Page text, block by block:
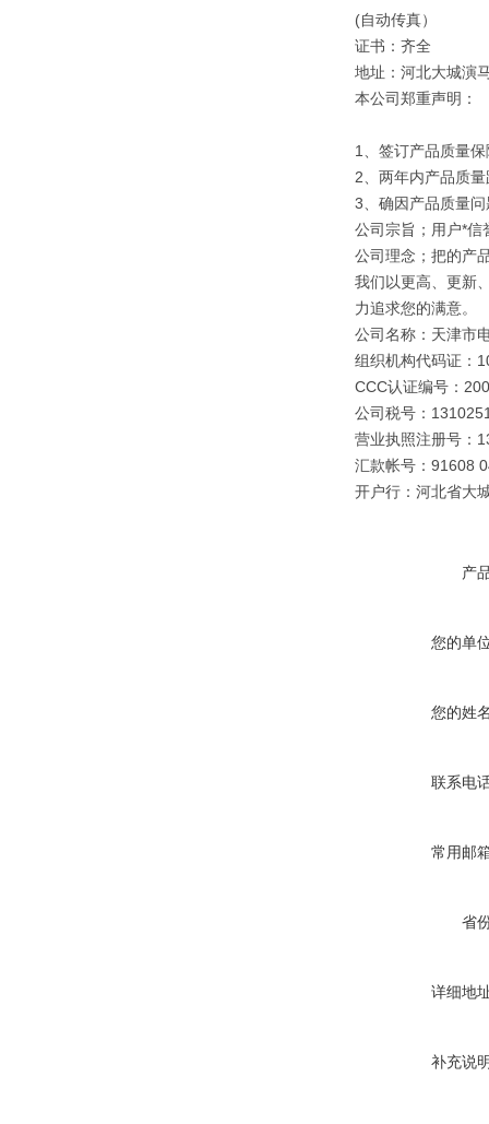
(自动传真）
证书：齐全
地址：河北大城演
本公司郑重声明：
1、签订产品质量
2、两年内产品质
3、确因产品质量
公司宗旨；用户*信
公司理念；把的产
我们以更高、更新
力追求您的满意。
公司名称：天津市
组织机构代码证：
CCC认证编号：
公司税号：
营业执照注册号：
汇款帐号：91608
开户行：河北省大
产
您的单
您的姓
联系电
常用邮
省
详细地
补充说